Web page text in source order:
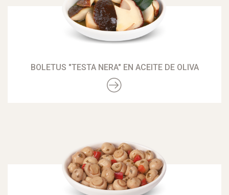
BOLETUS "TESTA NERA" EN ACEITE DE OLIVA